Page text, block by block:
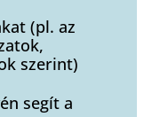
(pl. az
szerint)
segít a